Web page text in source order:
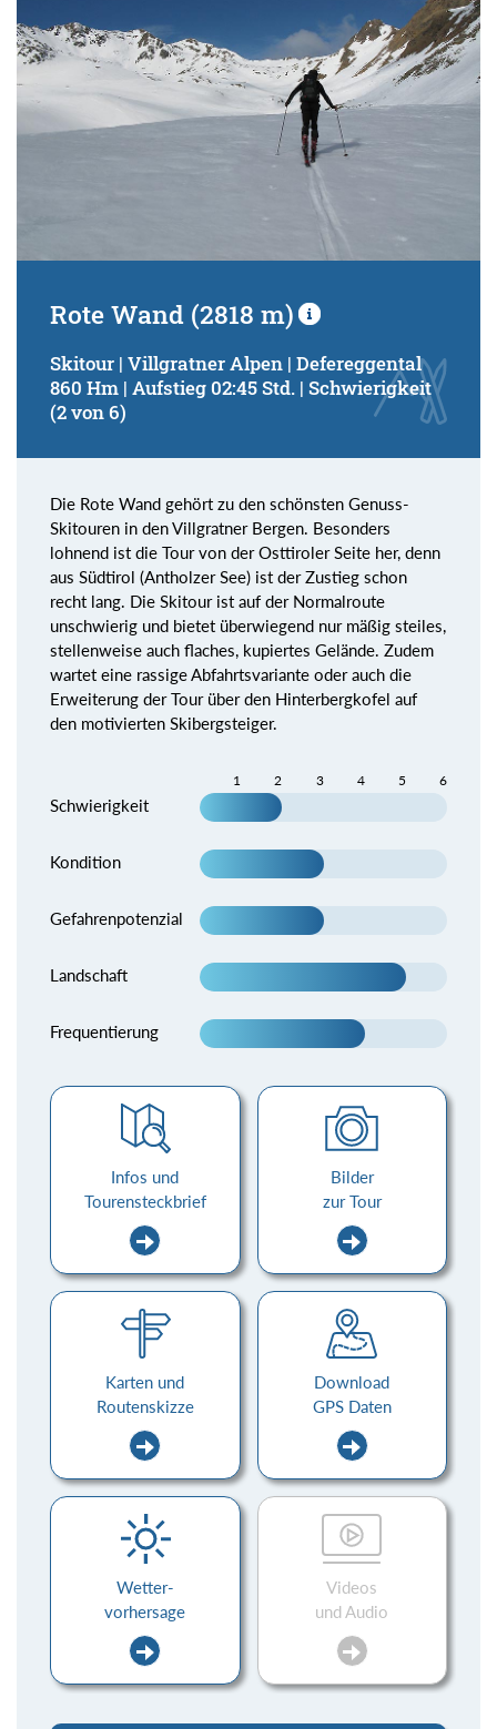
Rote Wand (2818 m)
Skitour | Villgratner Alpen | Defereggental
860 Hm | Aufstieg 02:45 Std. | Schwierigkeit
(2 von 6)
Die Rote Wand gehört zu den schönsten Genuss-
Skitouren in den Villgratner Bergen. Besonders
lohnend ist die Tour von der Osttiroler Seite her, denn
aus Südtirol (Antholzer See) ist der Zustieg schon
recht lang. Die Skitour ist auf der Normalroute
unschwierig und bietet überwiegend nur mäßig steiles,
stellenweise auch flaches, kupiertes Gelände. Zudem
wartet eine rassige Abfahrtsvariante oder auch die
Erweiterung der Tour über den Hinterbergkofel auf
den motivierten Skibergsteiger.
1 2 3 4 5 6
Schwierigkeit
Kondition
Gefahrenpotenzial
Landschaft
Frequentierung
Infos und
Tourensteckbrief
Bilder
zur Tour
Karten und
Routenskizze
Download
GPS Daten
Wetter-
vorhersage
Videos
und Audio